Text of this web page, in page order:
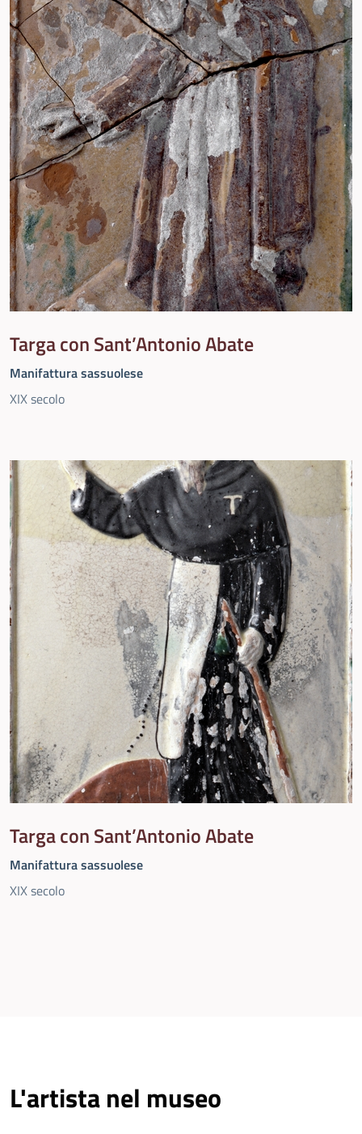
Targa con Sant’Antonio Abate
Manifattura sassuolese
XIX secolo
Targa con Sant’Antonio Abate
Manifattura sassuolese
XIX secolo
L'artista nel museo